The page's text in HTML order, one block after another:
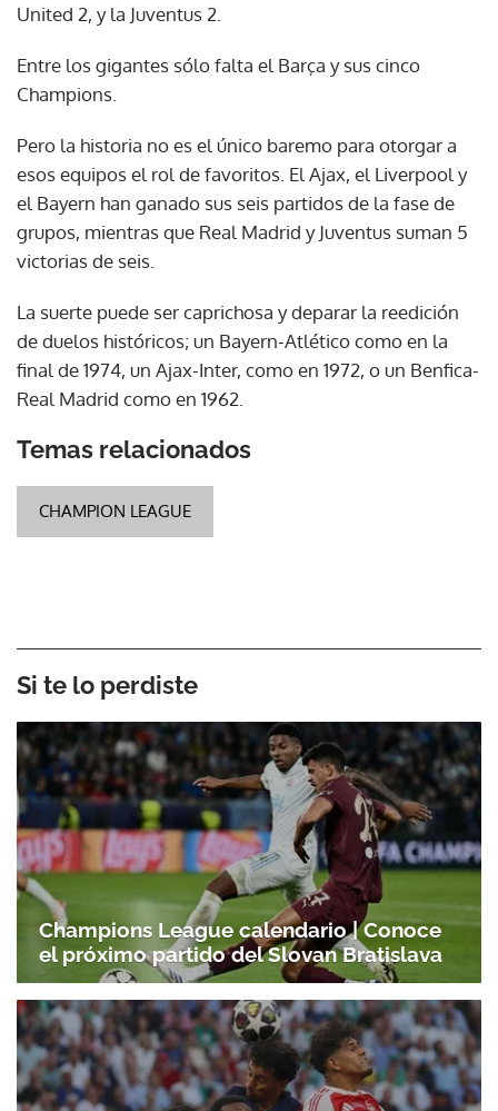
United 2, y la Juventus 2.
Entre los gigantes sólo falta el Barça y sus cinco
Champions.
Pero la historia no es el único baremo para otorgar a
esos equipos el rol de favoritos. El Ajax, el Liverpool y
el Bayern han ganado sus seis partidos de la fase de
grupos, mientras que Real Madrid y Juventus suman 5
victorias de seis.
La suerte puede ser caprichosa y deparar la reedición
de duelos históricos; un Bayern-Atlético como en la
final de 1974, un Ajax-Inter, como en 1972, o un Benfica-
Real Madrid como en 1962.
Temas relacionados
CHAMPION LEAGUE
Si te lo perdiste
Champions League calendario | Conoce
el próximo partido del Slovan Bratislava